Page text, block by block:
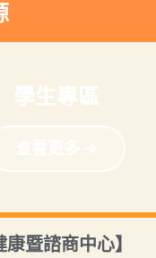
學生專區
康暨諮商中心】